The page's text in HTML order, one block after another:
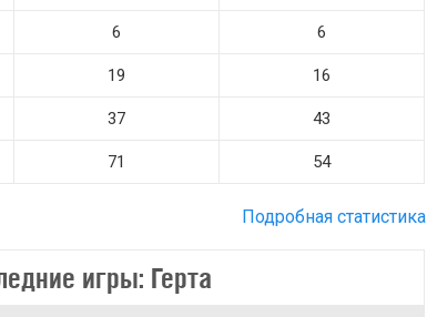
6 6
19 16
37 43
71 54
Подробная статистика
игры: Герта